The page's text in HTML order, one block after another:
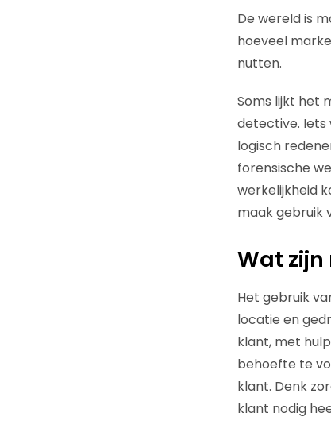
De wereld is
hoeveel
nutten.
Soms lijkt het
detective. Iets
logisch
forensische
werkelijkheid
maak gebruik
Wat
Het gebruik
locatie en
klant, met
behoefte te
klant. Denk
klant nodig